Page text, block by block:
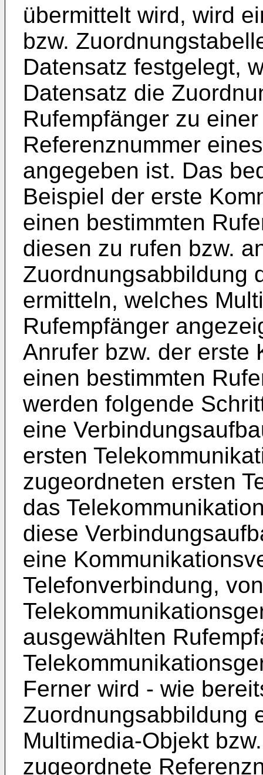
übermittelt wird, wird
bzw.
Datensatz festgelegt,
Datensatz die
Rufempfänger zu
Referenznummer
angegeben ist. Das
Beispiel der erste
einen bestimmten
diesen zu rufen bzw.
Zuordnungsabbildung
ermitteln, welches
Rufempfänger
Anrufer bzw. der erste
einen bestimmten
werden folgende
eine
ersten
zugeordneten ersten
das
diese
eine
Telefonverbindung,
ausgewählten
Ferner wird - wie
Zuordnungsabbildung
Multimedia-Objekt
zugeordnete